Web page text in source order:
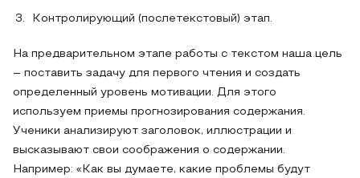
Контролирующий (послетекстовый) этап.
На предварительном этапе работы с текстом наша цель
– поставить задачу для первого чтения и создать
определенный уровень мотивации. Для этого
используем приемы прогнозирования содержания.
Ученики анализируют заголовок, иллюстрации и
высказывают свои соображения о содержании.
Например: «Как вы думаете, какие проблемы будут